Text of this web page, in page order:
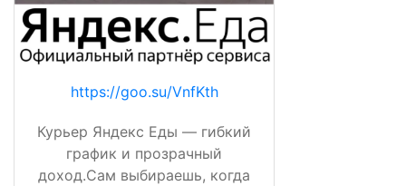
https://goo.su/VnfKth
Курьер Яндекс Еды — гибкий
график и прозрачный
доход.Сам выбираешь, когда